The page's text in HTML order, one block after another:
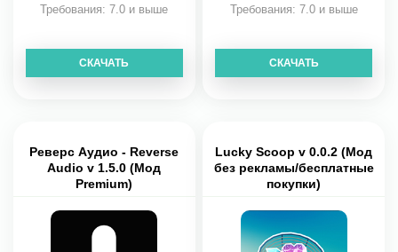
Требования: 7.0 и выше
СКАЧАТЬ
Требования: 7.0 и выше
СКАЧАТЬ
Реверс Аудио - Reverse
Audio v 1.5.0 (Мод
Premium)
Lucky Scoop v 0.0.2 (Мод
без рекламы/бесплатные
покупки)